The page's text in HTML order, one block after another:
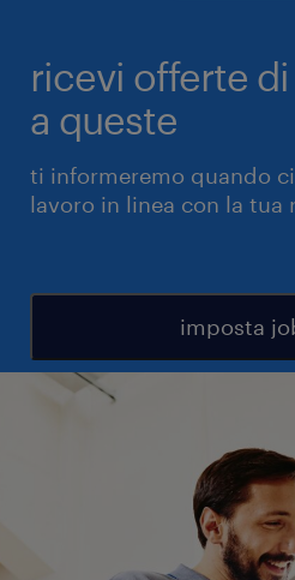
ricevi offerte
a queste
ti informeremo quando
lavoro in linea con la tua
imposta